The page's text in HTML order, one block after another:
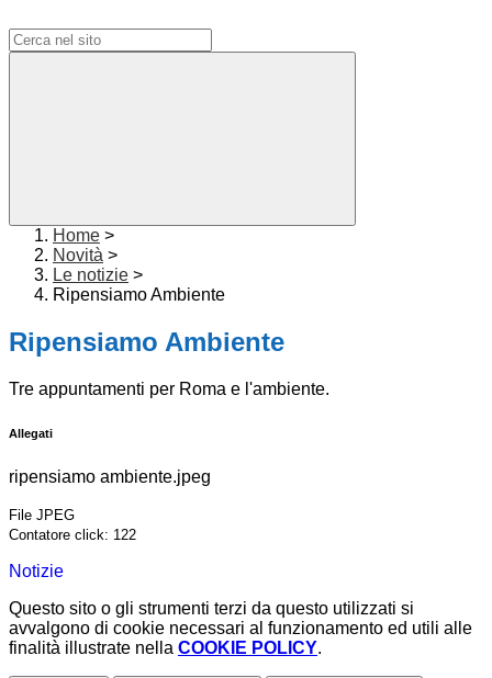
Home >
Novità >
Le notizie >
Ripensiamo Ambiente
Ripensiamo Ambiente
Tre appuntamenti per Roma e l'ambiente.
Allegati
ripensiamo ambiente.jpeg
File JPEG
Contatore click: 122
Notizie
Questo sito o gli strumenti terzi da questo utilizzati si
avvalgono di cookie necessari al funzionamento ed utili alle
finalità illustrate nella COOKIE POLICY.